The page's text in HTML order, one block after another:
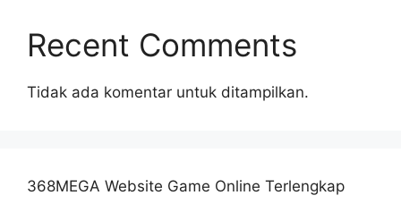
Recent Comments
Tidak ada komentar untuk ditampilkan.
368MEGA Website Game Online Terlengkap